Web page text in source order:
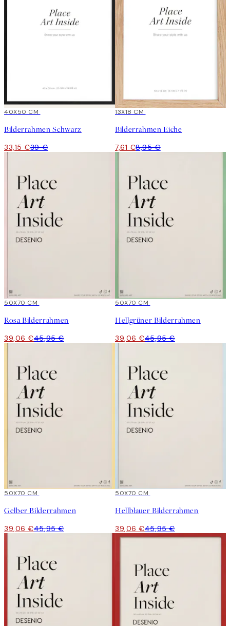
15%*
40X50 CM
Bilderrahmen Schwarz
33,15 €39 €
15%*
13X18 CM
Bilderrahmen Eiche
7,61 €8,95 €
15%*
50X70 CM
Rosa Bilderrahmen
39,06 €45,95 €
15%*
50X70 CM
Hellgrüner Bilderrahmen
39,06 €45,95 €
15%*
50X70 CM
Gelber Bilderrahmen
39,06 €45,95 €
15%*
50X70 CM
Hellblauer Bilderrahmen
39,06 €45,95 €